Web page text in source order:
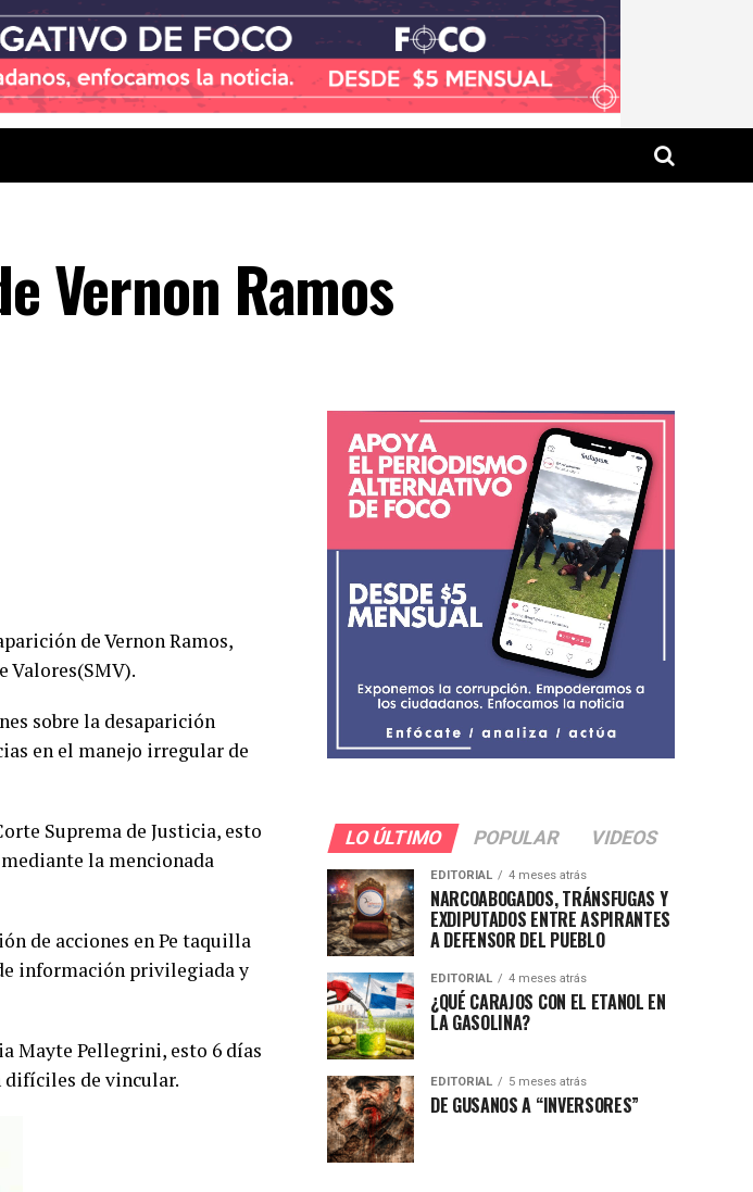
Vernon Ramos
de Vernon Ramos,
Valores(SMV).
sobre la desaparición
en el manejo irregular de
Suprema de Justicia, esto
la mencionada
de acciones en Pe taquilla
información privilegiada y
Mayte Pellegrini, esto 6 días
difíciles de vincular.
LO ÚLTIMO POPULAR VIDEOS
EDITORIAL 4 meses atrás
NARCOABOGADOS, TRÁNSFUGAS Y
EXDIPUTADOS ENTRE ASPIRANTES
A DEFENSOR DEL PUEBLO
EDITORIAL 4 meses atrás
¿QUÉ CARAJOS CON EL ETANOL EN
LA GASOLINA?
EDITORIAL 5 meses atrás
DE GUSANOS A “INVERSORES”